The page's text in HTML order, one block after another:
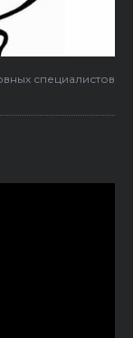
специалистов